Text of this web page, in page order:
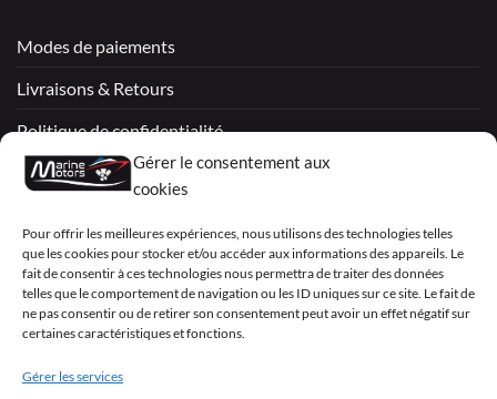
Gérer le consentement aux
cookies
Pour offrir les meilleures expériences, nous utilisons des technologies telles
que les cookies pour stocker et/ou accéder aux informations des appareils. Le
fait de consentir à ces technologies nous permettra de traiter des données
telles que le comportement de navigation ou les ID uniques sur ce site. Le fait de
ne pas consentir ou de retirer son consentement peut avoir un effet négatif sur
certaines caractéristiques et fonctions.
Gérer les services
Modes de paiements
Livraisons & Retours
Politique de confidentialité
Mentions légales
Déclaration de confidentialité (UE)
Visa PayPal